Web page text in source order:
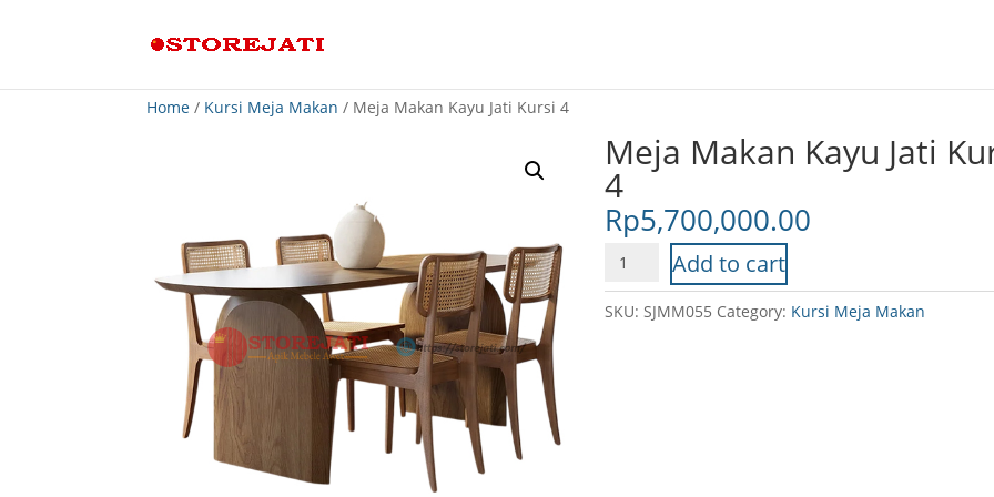
Home / Kursi Meja Makan / Meja Makan Kayu Jati Kursi 4
Meja Makan Kayu Jati
4
Rp5,700,000.00
Meja
Kayu
Add to cart
SKU:SJMM055 Category: Kursi Meja Makan